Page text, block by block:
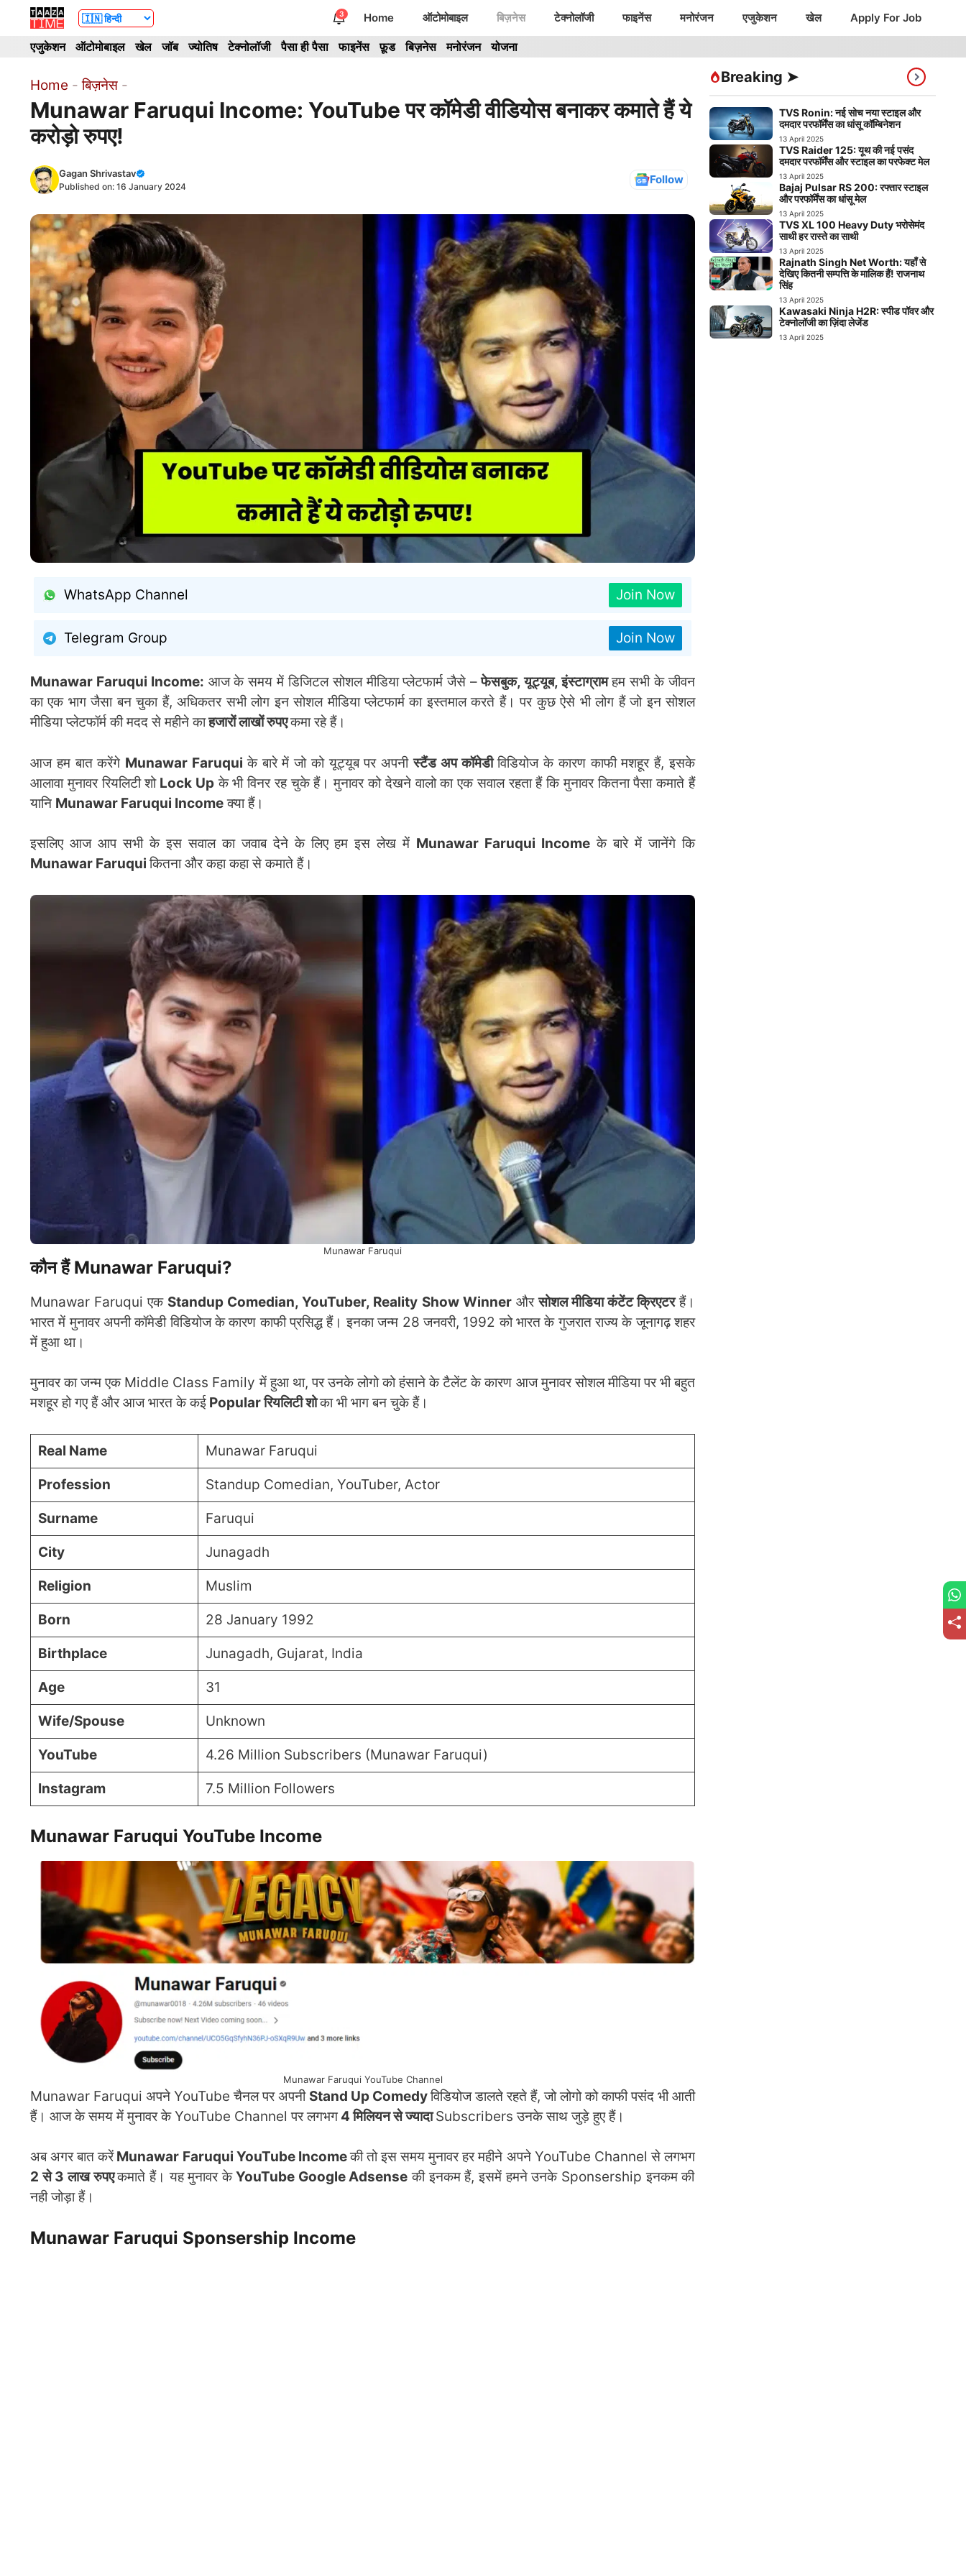
content
3 Home ऑटोमोबाइल बिज़नेस टेक्नोलॉजी फाइनेंस मनोरंजन एजुकेशन खेल Apply For Job
एजुकेशन ऑटोमोबाइल खेल जॉब ज्योतिष टेक्नोलॉजी पैसा ही पैसा फाइनेंस फ़ूड बिज़नेस मनोरंजन योजना
Home -बिज़नेस -
Munawar Faruqui Income: YouTube पर कॉमेडी वीडियोस बनाकर कमाते हैं ये
करोड़ो रुपए!
Gagan Shrivastav
Published on: 16 January 2024 Follow
WhatsApp Channel Join Now
Telegram Group Join Now
Munawar Faruqui Income: आज के समय में डिजिटल सोशल मीडिया प्लेटफार्म जैसे –फेसबुक, यूट्यूब, इंस्टाग्रामहम सभी के जीवन
का एक भाग जैसा बन चुका हैं, अधिकतर सभी लोग इन सोशल मीडिया प्लेटफार्म का इस्तमाल करते हैं। पर कुछ ऐसे भी लोग हैं जो इन सोशल
मीडिया प्लेटफॉर्म की मदद से महीने काहजारों लाखों रुपएकमा रहे हैं।
आज हम बात करेंगे Munawar Faruquiके बारे में जो को यूट्यूब पर अपनीस्टैंड अप कॉमेडीविडियोज के कारण काफी मशहूर हैं, इसके
आलावा मुनावर रियलिटी शोLock Upके भी विनर रह चुके हैं। मुनावर को देखने वालो का एक सवाल रहता हैं कि मुनावर कितना पैसा कमाते हैं
यानि Munawar Faruqui Incomeक्या हैं।
इसलिए आज आप सभी के इस सवाल का जवाब देने के लिए हम इस लेख में Munawar Faruqui Income के बारे में जानेंगे कि
Munawar Faruquiकितना और कहा कहा से कमाते हैं।
Munawar Faruqui
कौन हैं Munawar Faruqui?
Munawar Faruqui एक Standup Comedian, YouTuber, Reality Show Winnerऔरसोशल मीडिया कंटेंट क्रिएटरहैं।
भारत में मुनावर अपनी कॉमेडी विडियोज के कारण काफी प्रसिद्ध हैं। इनका जन्म 28 जनवरी, 1992 को भारत के गुजरात राज्य के जूनागढ़ शहर
में हुआ था।
मुनावर का जन्म एक Middle Class Family में हुआ था, पर उनके लोगो को हंसाने के टैलेंट के कारण आज मुनावर सोशल मीडिया पर भी बहुत
मशहूर हो गए हैं और आज भारत के कई Popular रियलिटी शोका भी भाग बन चुके हैं।
Real Name Munawar Faruqui
Profession Standup Comedian, YouTuber, Actor
Surname Faruqui
City Junagadh
Religion Muslim
Born 28 January 1992
Birthplace Junagadh, Gujarat, India
Age 31
Wife/Spouse Unknown
YouTube 4.26 Million Subscribers (Munawar Faruqui)
Instagram 7.5 Million Followers
Munawar Faruqui YouTube Income
Munawar Faruqui YouTube Channel
Munawar Faruqui अपने YouTube चैनल पर अपनी Stand Up Comedyविडियोज डालते रहते हैं, जो लोगो को काफी पसंद भी आती
हैं। आज के समय में मुनावर के YouTube Channel पर लगभग 4 मिलियन से ज्यादाSubscribers उनके साथ जुड़े हुए हैं।
अब अगर बात करेंMunawar Faruqui YouTube Incomeकी तो इस समय मुनावर हर महीने अपने YouTube Channel से लगभग
2 से 3 लाख रुपएकमाते हैं। यह मुनावर केYouTube Google Adsense की इनकम हैं, इसमें हमने उनके Sponsership इनकम की
नही जोड़ा हैं।
Munawar Faruqui Sponsership Income
Breaking ➤
TVS Ronin: नई सोच नया स्टाइल और
दमदार परफॉर्मेंस का धांसू कॉम्बिनेशन
13 April 2025
TVS Raider 125: यूथ की नई पसंद
दमदार परफॉर्मेंस और स्टाइल का परफेक्ट मेल
13 April 2025
Bajaj Pulsar RS 200: रफ्तार स्टाइल
और परफॉर्मेंस का धांसू मेल
13 April 2025
TVS XL 100 Heavy Duty भरोसेमंद
साथी हर रास्ते का साथी
13 April 2025
Rajnath Singh Net Worth: यहाँ से
देखिए कितनी सम्पत्ति के मालिक हैं! राजनाथ
सिंह
13 April 2025
Kawasaki Ninja H2R: स्पीड पॉवर और
टेक्नोलॉजी का ज़िंदा लेजेंड
13 April 2025